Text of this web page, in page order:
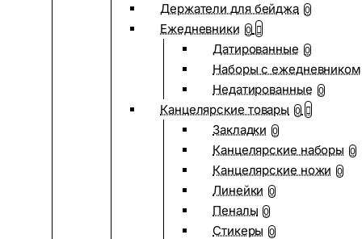
Держатели для бейджа 0
Ежедневники 0
Датированные 0
Наборы с ежедневником
Недатированные 0
Канцелярские товары 0
Закладки 0
Канцелярские наборы 0
Канцелярские ножи 0
Линейки 0
Пеналы 0
Стикеры 0